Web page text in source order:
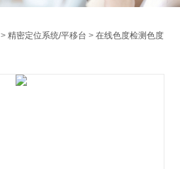
>精密定位系统/平移台 >在线色度检测色度